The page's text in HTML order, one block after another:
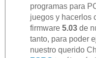
programas para
juegos y hacerlos
firmware 5.03de
tanto, para poder
nuestro querido